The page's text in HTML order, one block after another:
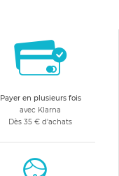
Payer en plusieurs fois
avec Klarna
Dès 35 € d'achats